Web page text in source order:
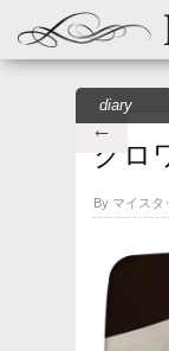
←
diary
クロ
By マイスタ